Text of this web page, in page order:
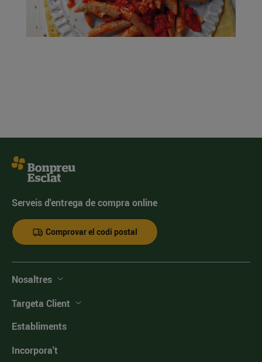
Serveis d'entrega de compra online
Comprovar el codi postal
Nosaltres
Targeta Client
Establiments
Incorpora't